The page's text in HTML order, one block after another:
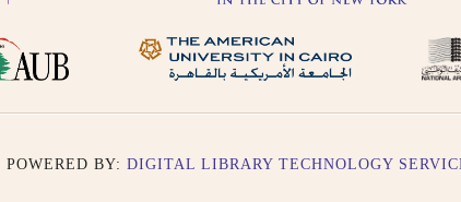
POWERED BY: DIGITAL LIBRARY TECHNOLOGY